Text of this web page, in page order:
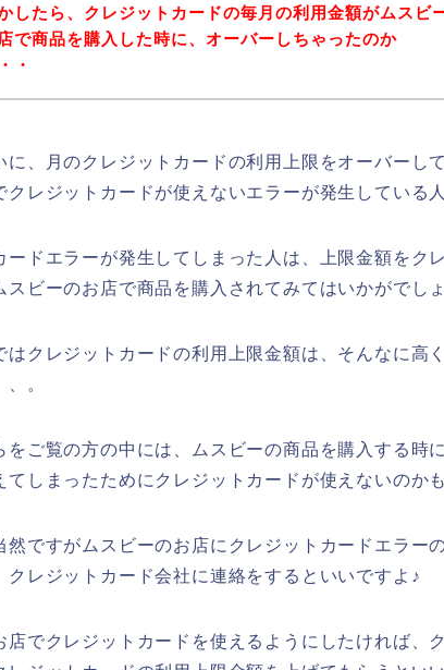
したら、クレジットカードの毎月の利用金額がムスビ
で商品を購入した時に、オーバーしちゃったのか
・
に、月のクレジットカードの利用上限をオーバーし
クレジットカードが使えないエラーが発生している
ードエラーが発生してしまった人は、上限金額をク
スビーのお店で商品を購入されてみてはいかがでし
はクレジットカードの利用上限金額は、そんなに高
。
をご覧の方の中には、ムスビーの商品を購入する時
てしまったためにクレジットカードが使えないのか
然ですがムスビーのお店にクレジットカードエラー
クレジットカード会社に連絡をするといいですよ♪
店でクレジットカードを使えるようにしたければ、